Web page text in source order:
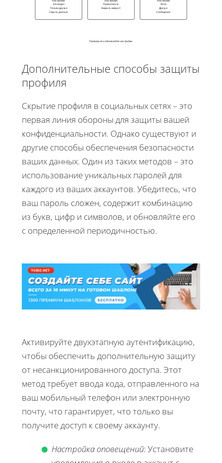
Кто видит
Только друзья
Скрыть данные
Приватность
Закрыть аккаунт
Фото
Друзья
Сообщения
Проверьте и обновляйте настройки
Дополнительные способы защиты
профиля
Скрытие профиля в социальных сетях – это
первая линия обороны для защиты вашей
конфиденциальности. Однако существуют и
другие способы обеспечения безопасности
ваших данных. Один из таких методов – это
использование уникальных паролей для
каждого из ваших аккаунтов. Убедитесь, что
ваш пароль сложен, содержит комбинацию
из букв, цифр и символов, и обновляйте его
с определенной периодичностью.
Активируйте двухэтапную аутентификацию,
чтобы обеспечить дополнительную защиту
от несанкционированного доступа. Этот
метод требует ввода кода, отправленного на
ваш мобильный телефон или электронную
почту, что гарантирует, что только вы
получите доступ к своему аккаунту.
Настройка оповещений: Установите